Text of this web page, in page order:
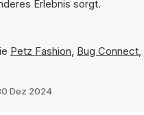
Erlebnis sorgt.
Petz Fashion, Bug Connect,
Dez 2024